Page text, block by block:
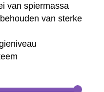
van spiermassa
van sterke